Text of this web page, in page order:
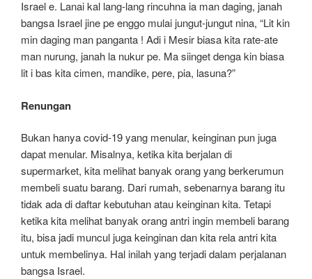
Israel e. Lanai kal lang-lang rincuhna ia man daging, janah
bangsa Israel jine pe enggo mulai jungut-jungut nina, “Lit kin
min daging man panganta ! Adi i Mesir biasa kita rate-ate
man nurung, janah la nukur pe. Ma siinget denga kin biasa
lit i bas kita cimen, mandike, pere, pia, lasuna?”
Renungan
Bukan hanya covid-19 yang menular, keinginan pun juga
dapat menular. Misalnya, ketika kita berjalan di
supermarket, kita melihat banyak orang yang berkerumun
membeli suatu barang. Dari rumah, sebenarnya barang itu
tidak ada di daftar kebutuhan atau keinginan kita. Tetapi
ketika kita melihat banyak orang antri ingin membeli barang
itu, bisa jadi muncul juga keinginan dan kita rela antri kita
untuk membelinya. Hal inilah yang terjadi dalam perjalanan
bangsa Israel.